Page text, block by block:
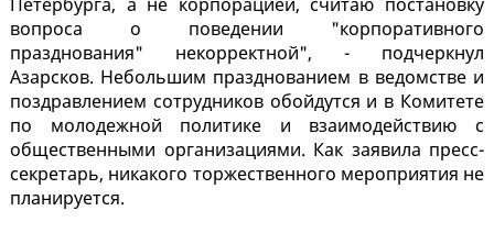
вопроса о поведении "корпоративного
празднования" некорректной", - подчеркнул
Азарсков. Небольшим празднованием в ведомстве и
поздравлением сотрудников обойдутся и в Комитете
по молодежной политике и взаимодействию с
общественными организациями. Как заявила пресс-
секретарь, никакого торжественного мероприятия не
планируется.